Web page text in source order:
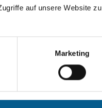
auf unsere Website zu
Marketing
& Familie
Kunst & Kultur